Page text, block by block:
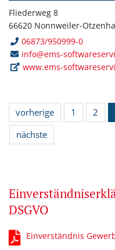
Fliederweg 8
66620 Nonnweiler-
06873/950999-0
info@ems-
www.ems-
vorherige 1 2
nächste
DSGVO
Einverständnis